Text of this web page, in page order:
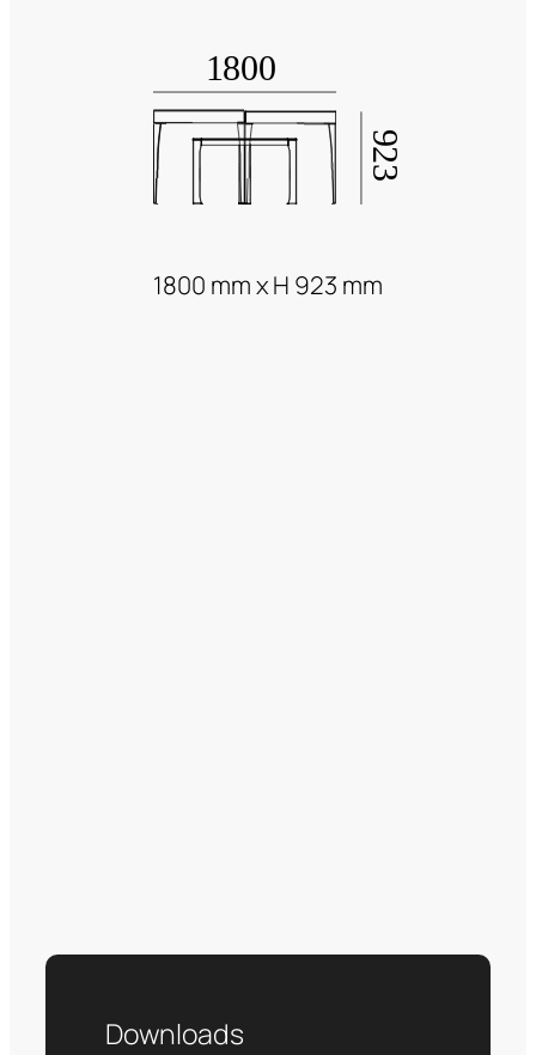
1800 mm x H 923 mm
Downloads